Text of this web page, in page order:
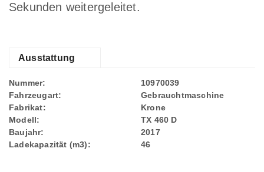
Sekunden weitergeleitet.
Ausstattung
Nummer:
10970039
Fahrzeugart:
Gebrauchtmaschine
Fabrikat:
Krone
Modell:
TX 460 D
Baujahr:
2017
Ladekapazität (m3):
46